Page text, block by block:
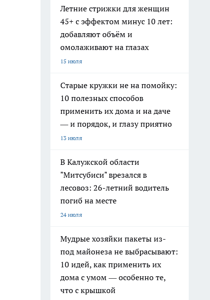
Летние стрижки для женщин
45+ с эффектом минус 10 лет:
добавляют объём и
омолаживают на глазах
15 июля
Старые кружки не на помойку:
10 полезных способов
применить их дома и на даче
— и порядок, и глазу приятно
13 июля
В Калужской области
"Митсубиси" врезался в
лесовоз: 26-летний водитель
погиб на месте
24 июля
Мудрые хозяйки пакеты из-
под майонеза не выбрасывают:
10 идей, как применить их
дома с умом — особенно те,
что с крышкой